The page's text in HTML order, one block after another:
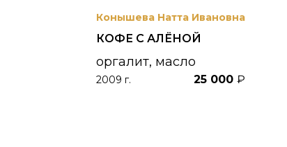
Конышева Натта Ивановна
КОФЕ С АЛЁНОЙ
оргалит, масло
2009 г. 25 000 ₽